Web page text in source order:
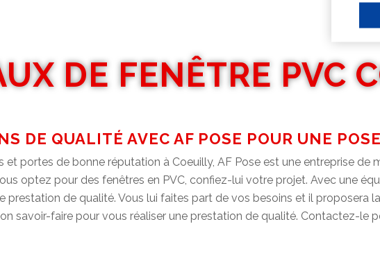
DE FENÊTRE PVC
DE QUALITÉ AVEC AF POSE POUR UNE
et portes de bonne réputation à Coeuilly, AF Pose est une entreprise de
optez pour des fenêtres en PVC, confiez-lui votre projet. Avec une
prestation de qualité. Vous lui faites part de vos besoins et il proposera
savoir-faire pour vous réaliser une prestation de qualité. Contactez-le